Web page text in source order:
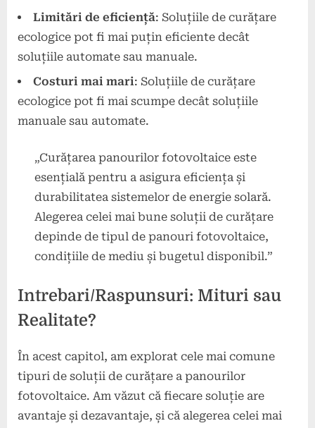
Limitări de eficiență: Soluțiile de curățare
ecologice pot fi mai puțin eficiente decât
soluțiile automate sau manuale.
Costuri mai mari: Soluțiile de curățare
ecologice pot fi mai scumpe decât soluțiile
manuale sau automate.
„Curățarea panourilor fotovoltaice este
esențială pentru a asigura eficiența și
durabilitatea sistemelor de energie solară.
Alegerea celei mai bune soluții de curățare
depinde de tipul de panouri fotovoltaice,
condițiile de mediu și bugetul disponibil.”
Intrebari/Raspunsuri: Mituri sau
Realitate?
În acest capitol, am explorat cele mai comune
tipuri de soluții de curățare a panourilor
fotovoltaice. Am văzut că fiecare soluție are
avantaje și dezavantaje, și că alegerea celei mai